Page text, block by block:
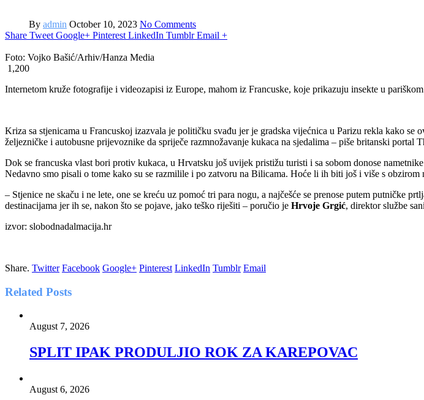
By admin October 10, 2023 No Comments
Share Tweet Google+ Pinterest LinkedIn Tumblr Email +
Foto: Vojko Bašić/Arhiv/Hanza Media
1,200
Internetom kruže fotografije i videozapisi iz Europe, mahom iz Francuske, koje prikazuju insekte u
Kriza sa stjenicama u Francuskoj izazvala je političku svađu jer je gradska vijećnica u Parizu rekla kako
željezničke i autobusne prijevoznike da spriječe razmnožavanje kukaca na sjedalima – piše britanski portal
Dok se francuska vlast bori protiv kukaca, u Hrvatsku još uvijek pristižu turisti i sa sobom donose
Nedavno smo pisali o tome kako su se razmilile i po zatvoru na Bilicama. Hoće li ih biti još i više s
– Stjenice ne skaču i ne lete, one se kreću uz pomoć tri para nogu, a najčešće se prenose putem
destinacijama jer ih se, nakon što se pojave, jako teško riješiti – poručio je Hrvoje Grgić, direktor službe
izvor: slobodnadalmacija.hr
Share. Twitter Facebook Google+ Pinterest LinkedIn Tumblr Email
Related Posts
August 7, 2026
SPLIT IPAK PRODULJIO ROK ZA KAREPOVAC
August 6, 2026